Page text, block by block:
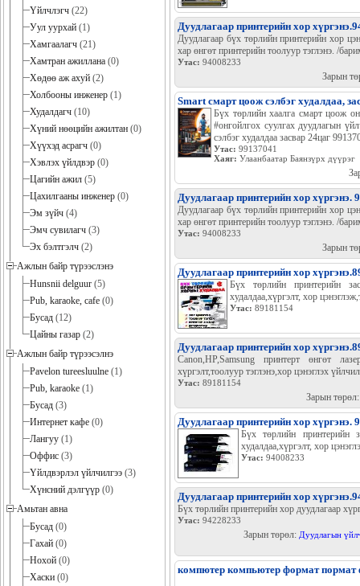
Үйлчлэгч (22)
Уул уурхай (1)
Хамгаалагч (21)
Хамтран ажиллана (0)
Хөдөө аж ахуй (2)
Холбооны инженер (1)
Худалдагч (10)
Хүний нөөцийн ажилтан (0)
Хүүхэд асрагч (0)
Хэвлэх үйлдвэр (0)
Цагийн ажил (5)
Цахилгааны инженер (0)
Эм зүйч (4)
Эмч сувилагч (3)
Эх бэлтгэлч (2)
Ажлын байр түрээслэнэ
Hunsnii delguur (5)
Pub, karaoke, cafe (0)
Бусад (12)
Цайны газар (2)
Ажлын байр түрээсэлнэ
Pavelon tureesluulne (1)
Pub, karaoke (1)
Бусад (3)
Интернет кафе (0)
Лангуу (1)
Оффис (3)
Үйлдвэрлэл үйлчилгээ (3)
Хүнсний дэлгүүр (0)
Амьтан авна
Бусад (0)
Гахай (0)
Нохой (0)
Хаски (0)
Дуудлагаар принтерийн хор
Дуудлагаар бүх төрлийн принтерийн хор
хар өнгөт принтерийн тоолуур тэглэнэ. /
Утас: 94008233
Зарын
Smart смарт цоож сэлбэг худалдаа,
Бүх төрлийн хаалга смарт цоож
#онгойлгох суулгах дуудлагын
сэлбэг худалдаа засвар 24цаг
Утас: 99137041
Хаяг: Улаанбаатар Баянзүрх дүүрэг
Дуудлагаар принтерийн хор хүргэнэ.
Дуудлагаар бүх төрлийн принтерийн хор
хар өнгөт принтерийн тоолуур тэглэнэ. /
Утас: 94008233
Зарын
Дуудлагаар принтерийн хор
Бүх төрлийн принтерийн
худалдаа,хүргэлт, хор
Утас: 89181154
Дуудлагаар принтерийн хор
Canon,HP,Samsung принтерт өнгөт
хүргэлт,тоолуур тэглэнэ,хор цэнэглэх
Утас: 89181154
Зарын
Дуудлагаар принтерийн хор хүргэнэ.
Бүх төрлийн принтерийн
худалдаа,хүргэлт, хор
Утас: 94008233
Дуудлагаар принтерийн хор
Бүх төрлийн принтерийн хор дуудлагаар
Утас: 94228233
Зарын төрөл: Дуудлагын
компютер компьютер формат пормат